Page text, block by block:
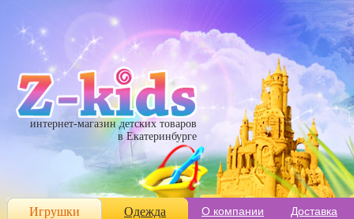
интернет-магазин детских товаров
в Екатеринбурге
Игрушки Одежда О компании Доставка